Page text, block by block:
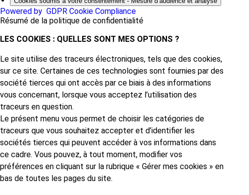
Powered by GDPR Cookie Compliance
Résumé de la politique de confidentialité
LES COOKIES : QUELLES SONT MES OPTIONS ?
Le site utilise des traceurs électroniques, tels que des cookies,
sur ce site. Certaines de ces technologies sont fournies par des
société tierces qui ont accès par ce biais à des informations
vous concernant, lorsque vous acceptez l’utilisation des
traceurs en question.
Le présent menu vous permet de choisir les catégories de
traceurs que vous souhaitez accepter et d’identifier les
sociétés tierces qui peuvent accéder à vos informations dans
ce cadre. Vous pouvez, à tout moment, modifier vos
préférences en cliquant sur la rubrique « Gérer mes cookies » en
bas de toutes les pages du site.